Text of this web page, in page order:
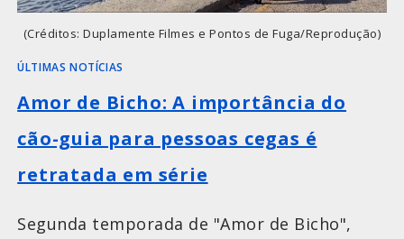
(Créditos: Duplamente Filmes e Pontos de Fuga/Reprodução)
ÚLTIMAS NOTÍCIAS
Amor de Bicho: A importância do
cão-guia para pessoas cegas é
retratada em série
Segunda temporada de "Amor de Bicho",